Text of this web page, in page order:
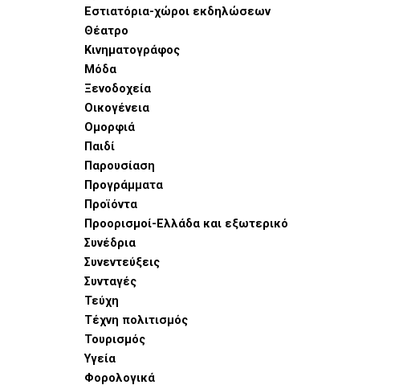
Εστιατόρια-χώροι εκδηλώσεων
Θέατρο
Κινηματογράφος
Μόδα
Ξενοδοχεία
Οικογένεια
Ομορφιά
Παιδί
Παρουσίαση
Προγράμματα
Προϊόντα
Προορισμοί-Ελλάδα και εξωτερικό
Συνέδρια
Συνεντεύξεις
Συνταγές
Τεύχη
Τέχνη πολιτισμός
Τουρισμός
Υγεία
Φορολογικά